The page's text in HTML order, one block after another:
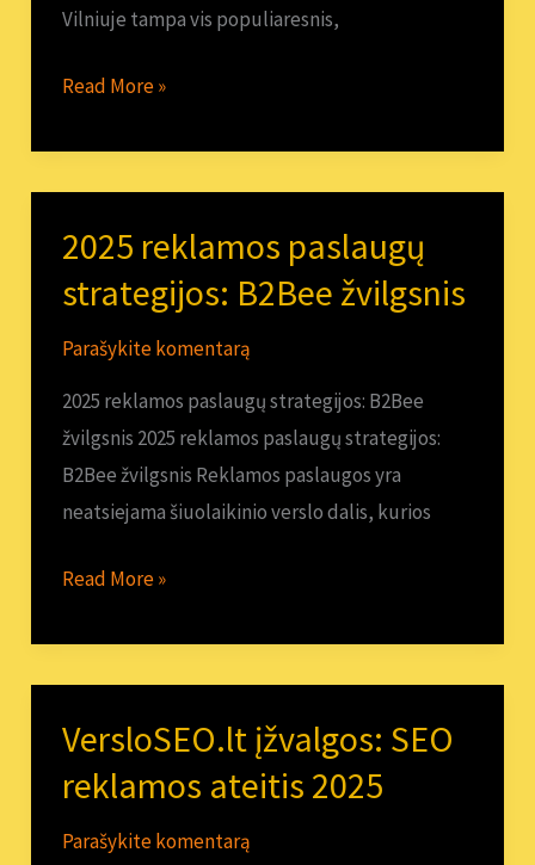
Vilniuje tampa vis populiaresnis,
Read More »
2025 reklamos paslaugų
strategijos: B2Bee žvilgsnis
Parašykite komentarą
2025 reklamos paslaugų strategijos: B2Bee
žvilgsnis 2025 reklamos paslaugų strategijos:
B2Bee žvilgsnis Reklamos paslaugos yra
neatsiejama šiuolaikinio verslo dalis, kurios
2025
reklamos
paslaugų
strategijos:
B2Bee
žvilgsnis
Read More »
VersloSEO.lt įžvalgos: SEO
reklamos ateitis 2025
Parašykite komentarą
VersloSEO.lt
įžvalgos:
SEO
reklamos